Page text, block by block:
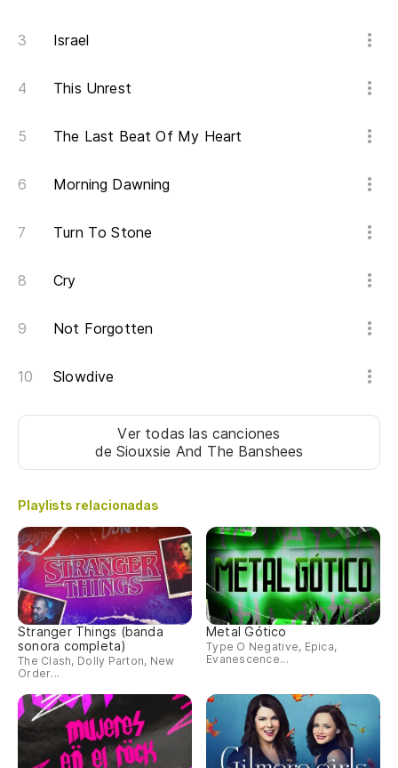
Israel
This Unrest
The Last Beat Of My Heart
Morning Dawning
Turn To Stone
Cry
Not Forgotten
Slowdive
Ver todas las canciones
de Siouxsie And The Banshees
Playlists relacionadas
Stranger Things (banda
sonora completa)
The Clash, Dolly Parton, New
Order...
Metal Gótico
Type O Negative, Epica,
Evanescence...